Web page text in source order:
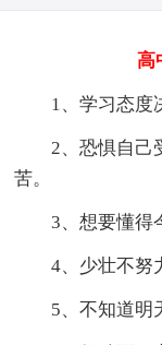
高
1、学习态度
2、恐惧自己
苦。
3、想要懂得
4、少壮不努
5、不知道明